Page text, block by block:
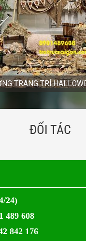
TRANG TRÍ
ĐỐI TÁC
24)
489 608
842 176